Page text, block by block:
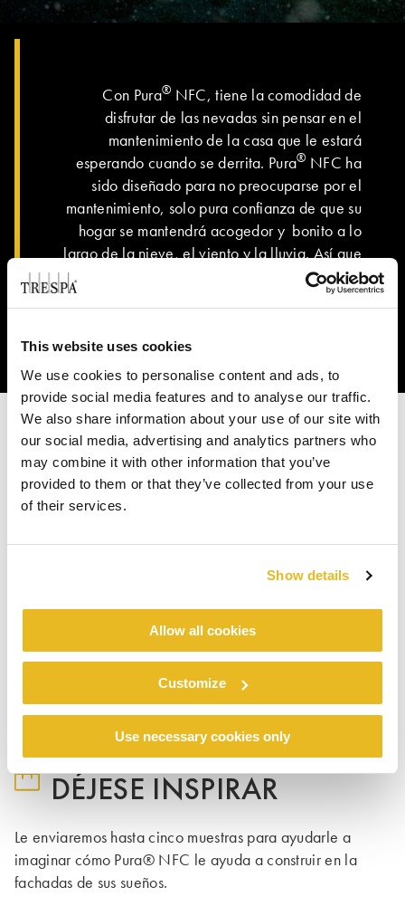
This website uses cookies
We use cookies to personalise content and ads, to
provide social media features and to analyse our traffic.
We also share information about your use of our site with
our social media, advertising and analytics partners who
may combine it with other information that you’ve
provided to them or that they’ve collected from your use
of their services.
Show details
Allow all cookies
Customize
Use necessary cookies only
Con Pura® NFC, tiene la comodidad de
disfrutar de las nevadas sin pensar en el
mantenimiento de la casa que le estará
esperando cuando se derrita. Pura® NFC ha
sido diseñado para no preocuparse por el
mantenimiento, solo pura confianza de que su
hogar se mantendrá acogedor y bonito a lo
largo de la nieve, el viento y la lluvia. Así que
relájese y disfrute de su paraíso invernal.
DÉJESE INSPIRAR
Le enviaremos hasta cinco muestras para ayudarle a
imaginar cómo Pura® NFC le ayuda a construir en la
fachadas de sus sueños.